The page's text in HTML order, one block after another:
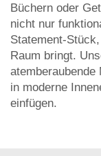
Büchern oder
nicht nur
Statement-
Raum bringt.
in moderne
einfügen.